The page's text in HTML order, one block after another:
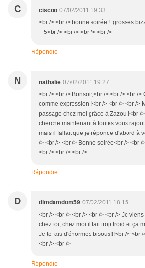
C ciscoo 07/02/2011 19:33
<br /> <br /> bonne soirée ! grosses
+5<br /> <br /> <br /> <br />
Répondre
N nathalie 07/02/2011 19:27
<br /> <br /> Bonsoir,<br /> <br /> <br />
comme expression !<br /> <br /> <br />
passage chez moi grâce à Zazou !<br /
cherche maintenant à toutes vous
mais il fallait que je réponde d'abord à
/> <br /> <br /> Bonne soirée<br /> <br /
<br /> <br /> <br />
Répondre
D dimdamdom59 07/02/2011 18:15
<br /> <br /> <br /> <br /> <br /> Je
chez toi, chez moi il fait trop froid et ça
Je te fais d'énormes bisous!!!<br /> <br
<br /> <br />
Répondre